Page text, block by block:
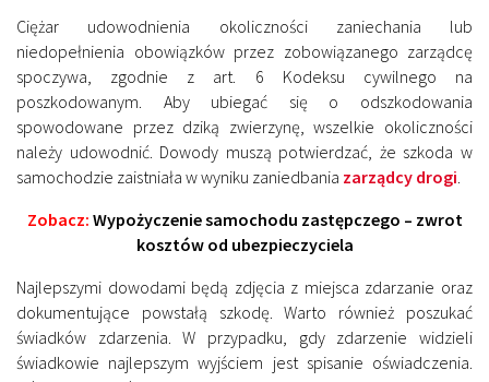
Ciężar udowodnienia okoliczności zaniechania lub
niedopełnienia obowiązków przez zobowiązanego zarządcę
spoczywa, zgodnie z art. 6 Kodeksu cywilnego na
poszkodowanym. Aby ubiegać się o odszkodowania
spowodowane przez dziką zwierzynę, wszelkie okoliczności
należy udowodnić. Dowody muszą potwierdzać, że szkoda w
samochodzie zaistniała w wyniku zaniedbania zarządcy drogi
Zobacz: Wypożyczenie samochodu zastępczego – zwrot
kosztów od ubezpieczyciela
Najlepszymi dowodami będą zdjęcia z miejsca zdarzanie oraz
dokumentujące powstałą szkodę. Warto również poszukać
świadków zdarzenia. W przypadku, gdy zdarzenie widzieli
świadkowie najlepszym wyjściem jest spisanie oświadczenia.